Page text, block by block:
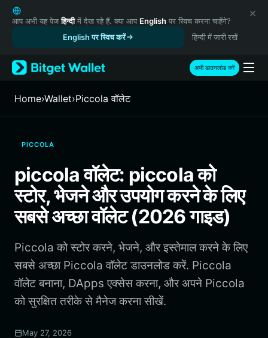
English
日本語
Русский
Español (Latinoamérica)
Türkçe
Italiano
繁體中文
Português (Portugal)
Bahasa Indonesia
ภาษาไทย
Português (Brasil)
Español (Argentina)
आप अभी यह पेजहिन्दीमें देख रहे हैं. क्या आप English पर स्विच करना चाहेंगे?
English पर स्विच करें
हिन्दी में जारी रखें
अभी डाउनलोड करें
Home›Wallet›Piccola वॉलेट
PICCOLA
piccola वॉलेट: piccola को
स्टोर, भेजने और उपयोग करने के लिए
सबसे अच्छा वॉलेट (2026 गाइड)
Piccola को स्टोर करने, भेजने, और इस्तेमाल करने के लिए
सबसे अच्छा Piccola वॉलेट डाउनलोड करें. Piccola
वॉलेट बनाना, DApps एक्सेस करना, और अपने Piccola
को सुरक्षित तरीके से मैनेज करना सीखें.
May 27, 2026